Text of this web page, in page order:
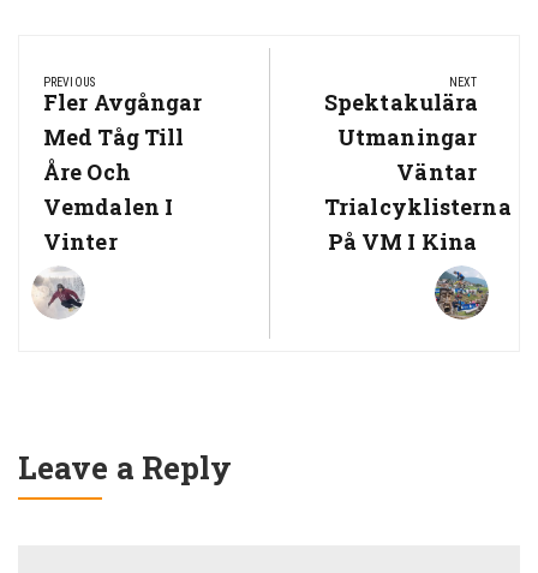
navigation
PREVIOUS
Previous
Post:
Fler Avgångar
Med Tåg Till
Åre Och
Vemdalen I
Vinter
NEXT
Next
Post:
Spektakulära
Utmaningar
Väntar
Trialcyklisterna
På VM I Kina
Leave a Reply